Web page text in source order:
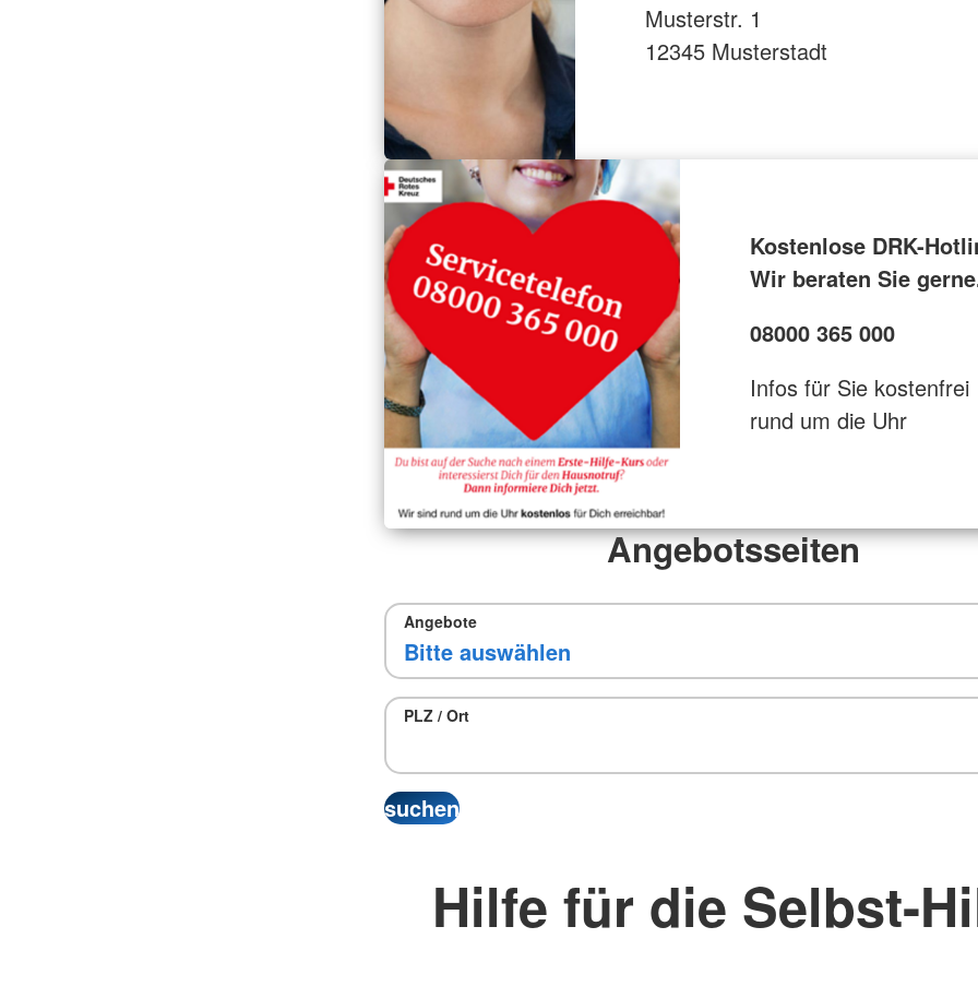
Musterstr. 1
12345 Musterstadt
Kostenlose DRK-
Wir beraten Sie
08000 365 000
Infos für Sie kostenfrei
rund um die Uhr
Angebotsseiten
Angebote
PLZ / Ort
Hilfe für die Selbst-